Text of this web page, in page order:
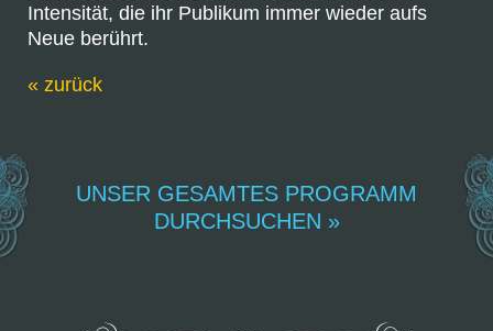
Intensität, die ihr Publikum immer wieder aufs
Neue berührt.
« zurück
UNSER GESAMTES PROGRAMM
DURCHSUCHEN »